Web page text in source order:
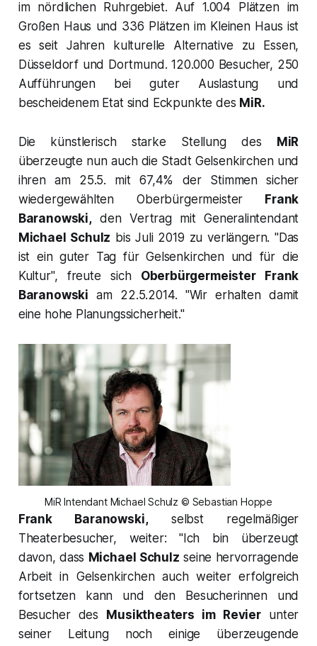
im nördlichen Ruhrgebiet. Auf 1.004 Plätzen im
Großen Haus und 336 Plätzen im Kleinen Haus ist
es seit Jahren kulturelle Alternative zu Essen,
Düsseldorf und Dortmund. 120.000 Besucher, 250
Aufführungen bei guter Auslastung und
bescheidenem Etat sind Eckpunkte des MiR.
Die künstlerisch starke Stellung des MiR
überzeugte nun auch die Stadt Gelsenkirchen und
ihren am 25.5. mit 67,4% der Stimmen sicher
wiedergewählten Oberbürgermeister Frank
Baranowski,den Vertrag mit Generalintendant
Michael Schulz bis Juli 2019 zu verlängern. "Das
ist ein guter Tag für Gelsenkirchen und für die
Kultur", freute sich Oberbürgermeister Frank
Baranowski am 22.5.2014. "Wir erhalten damit
eine hohe Planungssicherheit."
MiR Intendant Michael Schulz © Sebastian Hoppe
Frank Baranowski,selbst regelmäßiger
Theaterbesucher, weiter: "Ich bin überzeugt
davon, dass Michael Schulz seine hervorragende
Arbeit in Gelsenkirchen auch weiter erfolgreich
fortsetzen kann und den Besucherinnen und
Besucher des Musiktheaters im Revierunter
seiner Leitung noch einige überzeugende